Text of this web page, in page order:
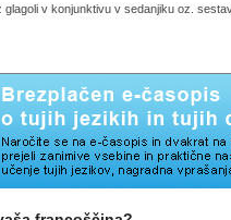
glagoli v konjunktivu v sedanjiku oz.